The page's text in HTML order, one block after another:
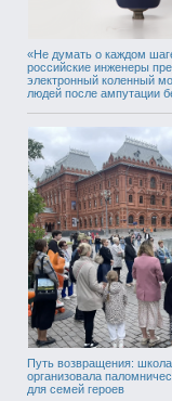
«Не думать о каждом
российские инженеры
электронный коленный
людей после ампутации
Путь возвращения:
организовала
для семей героев